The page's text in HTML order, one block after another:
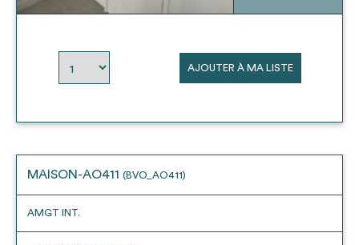
AJOUTER À MA LISTE
MAISON-AO411 (BVO_AO411)
AMGT INT.